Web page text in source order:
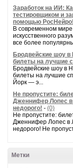
Заработок на ИИ:
тестировщиком и
помощью РосНейро!
В современном мире
искусственного
все более
Бродвейские шоу
билеты на лучшие
Бродвейские шоу в
билеты на лучшие
Йорк — э...
Не пропустите:
Дженнифер Лопес в
недорого! - (0)
Не пропустите:
Дженнифер Лопес в
недорого! Не
Метки